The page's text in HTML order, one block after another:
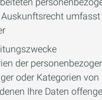
umfasst
der
oder Kategorien von
Ihre Daten